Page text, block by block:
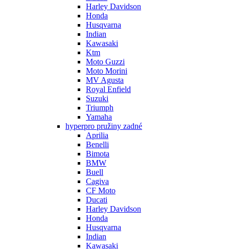
Harley Davidson
Honda
Husqvarna
Indian
Kawasaki
Ktm
Moto Guzzi
Moto Morini
MV Agusta
Royal Enfield
Suzuki
Triumph
Yamaha
hyperpro pružiny zadné
Aprilia
Benelli
Bimota
BMW
Buell
Cagiva
CF Moto
Ducati
Harley Davidson
Honda
Husqvarna
Indian
Kawasaki